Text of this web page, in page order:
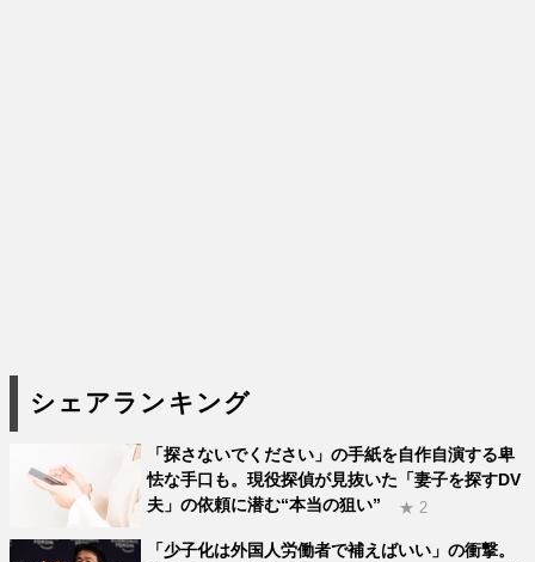
シェアランキング
「探さないでください」の手紙を自作自演する卑
怯な手口も。現役探偵が見抜いた「妻子を探すDV
夫」の依頼に潜む“本当の狙い”
★ 2
「少子化は外国人労働者で補えばいい」の衝撃。